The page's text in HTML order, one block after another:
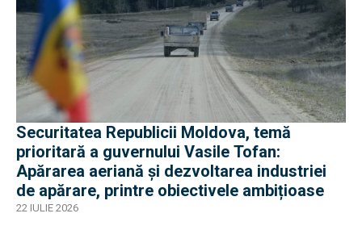
Securitatea Republicii Moldova, temă
prioritară a guvernului Vasile Tofan:
Apărarea aeriană și dezvoltarea industriei
de apărare, printre obiectivele ambițioase
22 IULIE 2026